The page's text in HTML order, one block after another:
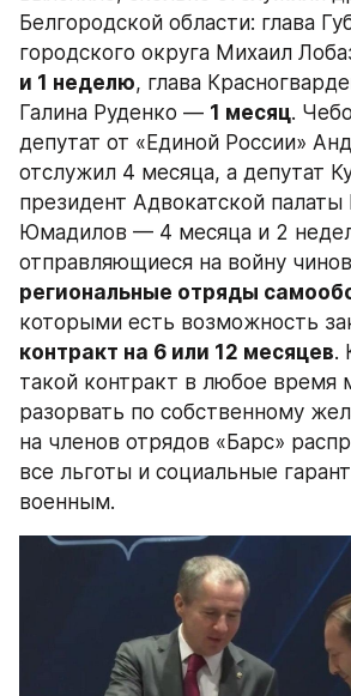
Белгородской области: глава
городского округа Михаил
и 1 неделю, глава
Галина Руденко — 1 месяц.
депутат от «Единой России»
отслужил 4 месяца, а депутат
президент Адвокатской
Юмадилов — 4 месяца и 2
отправляющиеся на войну
региональные отряды
контракт на 6 или 12 месяцев.
такой контракт в любое время
разорвать по собственному
на членов отрядов «Барс»
все льготы и социальные
военным.